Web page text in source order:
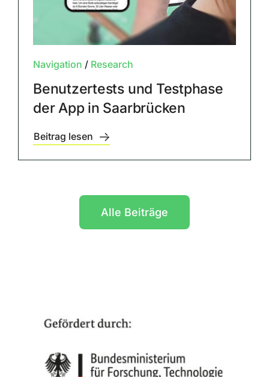
Navigation / Research
Benutzertests und Testphase
der App in Saarbrücken
Beitrag lesen
Alle Beiträge